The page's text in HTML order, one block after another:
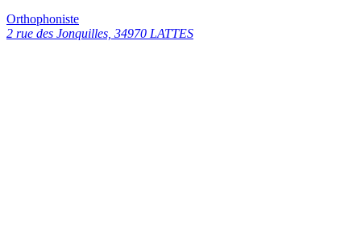
Orthophoniste
2 rue des Jonquilles, 34970 LATTES